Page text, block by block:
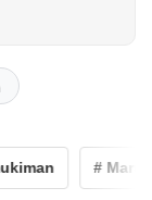
# Maruarar